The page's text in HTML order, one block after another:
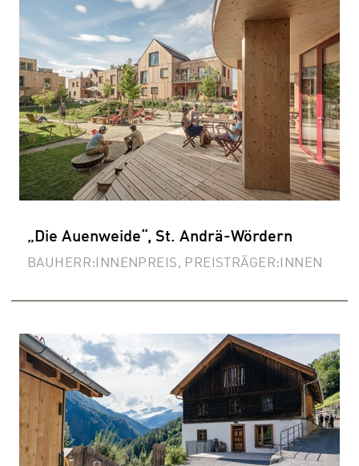
„Die Auenweide“, St. Andrä-Wördern
BAUHERR:INNENPREIS, PREISTRÄGER:INNEN